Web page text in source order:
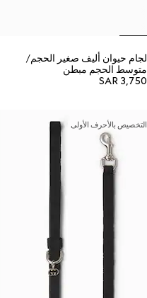
لجام حيوان أليف صغير الحجم/
متوسط الحجم مبطن
SAR 3,750
التخصيص بالأحرف الأولى